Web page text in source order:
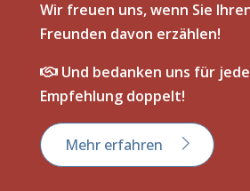
Wir freuen uns, wenn Sie
Freunden davon erzählen!
Und bedanken uns für
Empfehlung doppelt!
Mehr erfahren